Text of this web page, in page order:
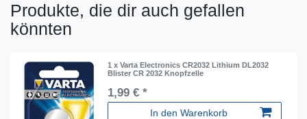
Produkte, die dir auch gefallen
könnten
1 x Varta Electronics CR2032 Lithium DL2032
Blister CR 2032 Knopfzelle
1,99 € *
In den Warenkorb